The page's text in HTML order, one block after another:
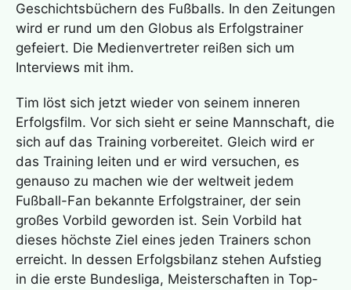
Geschichtsbüchern des Fußballs. In den Zeitungen
wird er rund um den Globus als Erfolgstrainer
gefeiert. Die Medienvertreter reißen sich um
Interviews mit ihm.
Tim löst sich jetzt wieder von seinem inneren
Erfolgsfilm. Vor sich sieht er seine Mannschaft, die
sich auf das Training vorbereitet. Gleich wird er
das Training leiten und er wird versuchen, es
genauso zu machen wie der weltweit jedem
Fußball-Fan bekannte Erfolgstrainer, der sein
großes Vorbild geworden ist. Sein Vorbild hat
dieses höchste Ziel eines jeden Trainers schon
erreicht. In dessen Erfolgsbilanz stehen Aufstieg
in die erste Bundesliga, Meisterschaften in Top-